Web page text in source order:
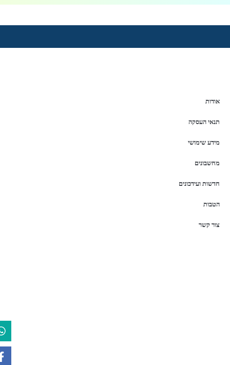
אודות
תנאי העסקה
מידע שימושי
מחשבונים
חדשות ועידכונים
הטבות
צור קשר